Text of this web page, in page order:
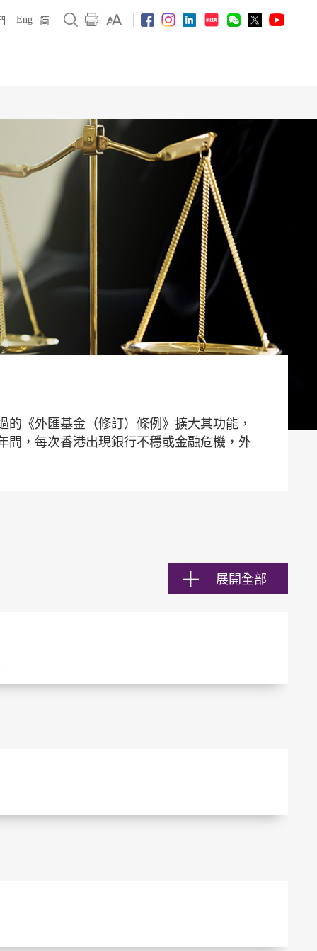
Eng 简
《外匯基金（修訂）條例》擴大其功能，
間，每次香港出現銀行不穩或金融危機，外
展開全部